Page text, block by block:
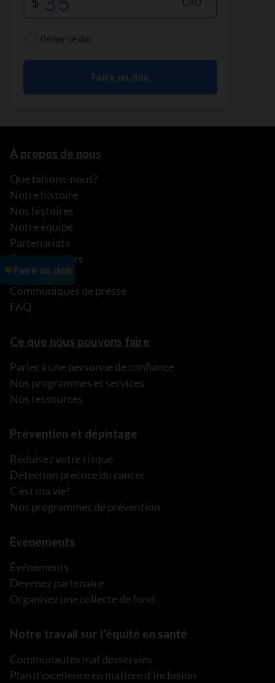
À propos de nous
Que faisons-nous?
Notre histoire
Nos histoires
Notre équipe
Partenariats
États financiers
Actualités
Communiqués de presse
FAQ
Ce que nous pouvons faire
Parler à une personne de confiance
Nos programmes et services
Nos ressources
Prévention et dépistage
Réduisez votre risque
Détection précoce du cancer
C’est ma vie!
Nos programmes de prévention
Événements
Événements
Devenez partenaire
Organisez une collecte de fond
Notre travail sur l’équité en santé
Communautés mal desservies
Plan d’excellence en matière d’inclusion